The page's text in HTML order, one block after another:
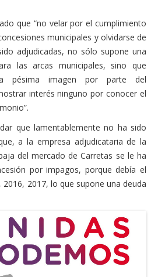
que “no velar por el cumplimiento
municipales y olvidarse de
adjudicadas, no sólo supone una
las arcas municipales, sino que
pésima imagen por parte del
interés ninguno por conocer el
que lamentablemente no ha sido
a la empresa adjudicataria de la
del mercado de Carretas se le ha
por impagos, porque debía el
2017, lo que supone una deuda